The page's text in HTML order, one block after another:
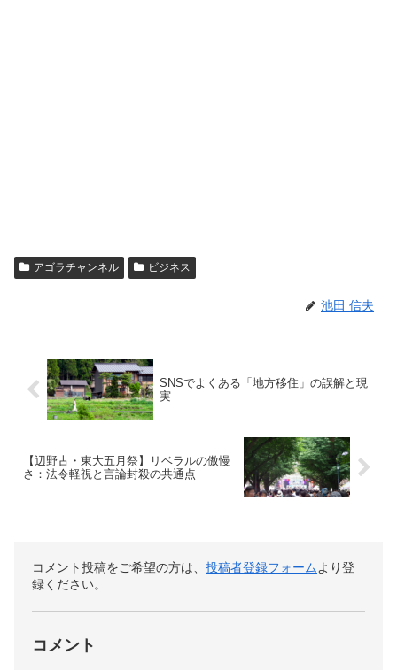
アゴラチャンネル ビジネス
池田 信夫
SNSでよくある「地方移住」の誤解と現
実
【辺野古・東大五月祭】リベラルの傲慢
さ：法令軽視と言論封殺の共通点
コメント投稿をご希望の方は、 投稿者登録フォームより登
録ください。
コメント